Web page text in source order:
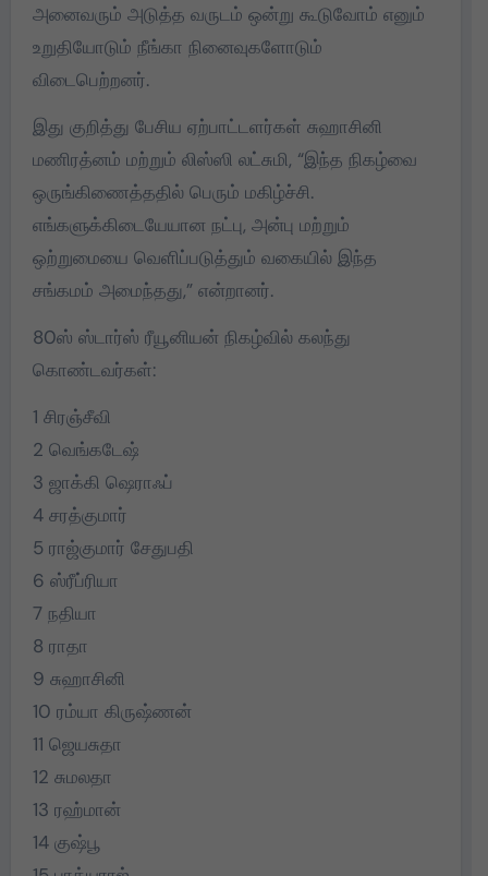
அனைவரும் அடுத்த வருடம் ஒன்று கூடுவோம் எனும்
உறுதியோடும் நீங்கா நினைவுகளோடும்
விடைபெற்றனர்.
இது குறித்து பேசிய ஏற்பாட்டளர்கள் சுஹாசினி
மணிரத்னம் மற்றும் லிஸ்ஸி லட்சுமி, “இந்த நிகழ்வை
ஒருங்கிணைத்ததில் பெரும் மகிழ்ச்சி.
எங்களுக்கிடையேயான நட்பு, அன்பு மற்றும்
ஒற்றுமையை வெளிப்படுத்தும் வகையில் இந்த
சங்கமம் அமைந்தது,” என்றானர்.
80ஸ் ஸ்டார்ஸ் ரீயூனியன் நிகழ்வில் கலந்து
கொண்டவர்கள்:
1 சிரஞ்சீவி
2 வெங்கடேஷ்
3 ஜாக்கி ஷெராஃப்
4 சரத்குமார்
5 ராஜ்குமார் சேதுபதி
6 ஸ்ரீப்ரியா
7 நதியா
8 ராதா
9 சுஹாசினி
10 ரம்யா கிருஷ்ணன்
11 ஜெயசுதா
12 சுமலதா
13 ரஹ்மான்
14 குஷ்பூ